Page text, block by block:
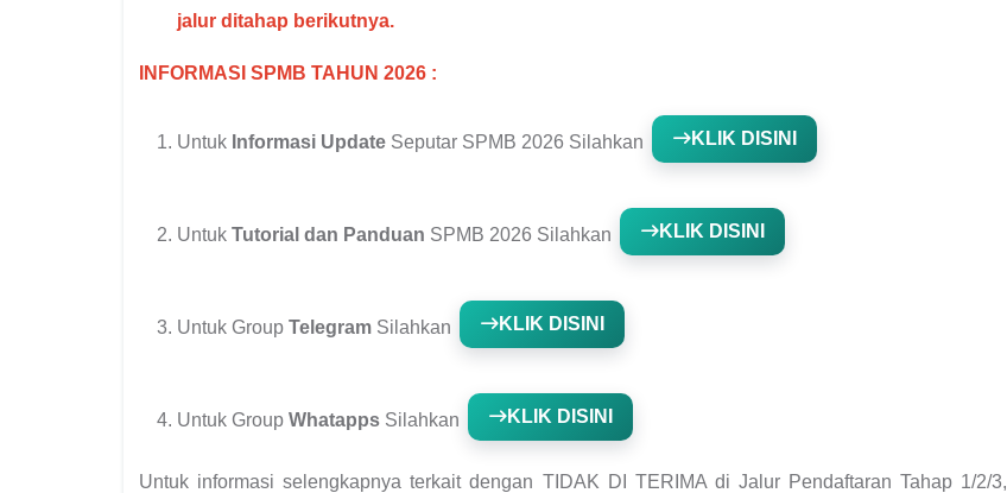
jalur ditahap berikutnya.
INFORMASI SPMB TAHUN 2026 :
Untuk Informasi Update Seputar SPMB 2026 Silahkan KLIK DISINI
Untuk Tutorial dan Panduan SPMB 2026 Silahkan KLIK DISINI
Untuk Group Telegram Silahkan KLIK DISINI
Untuk Group Whatapps Silahkan KLIK DISINI
Untuk informasi selengkapnya terkait dengan TIDAK DI TERIMA di Jalur Pendaftaran Tahap 1/2/3,